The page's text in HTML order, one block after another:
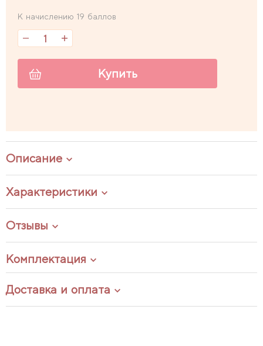
К начислению 19 баллов
Купить
Описание
Характеристики
Отзывы
Комплектация
Доставка и оплата